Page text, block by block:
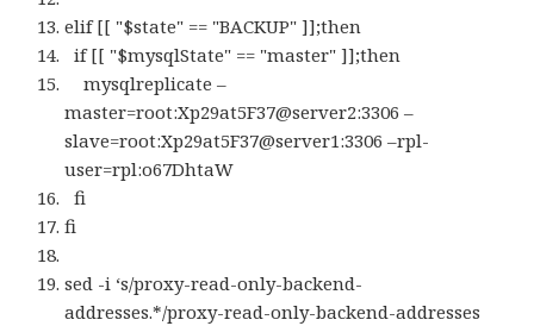
elif [[ "$state" == "BACKUP" ]];then
if [[ "$mysqlState" == "master" ]];then
mysqlreplicate –
master=root:Xp29at5F37@server2:3306 –
slave=root:Xp29at5F37@server1:3306 –rpl-
user=rpl:o67DhtaW
fi
fi
sed -i ‘s/proxy-read-only-backend-
addresses.*/proxy-read-only-backend-addresses